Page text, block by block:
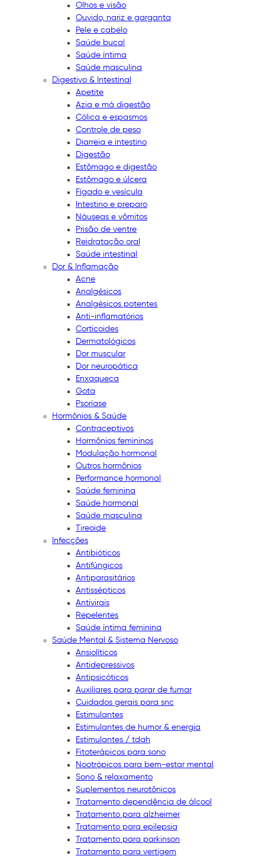
Olhos e visão
Ouvido, nariz e garganta
Pele e cabelo
Saúde bucal
Saúde íntima
Saúde masculina
Digestivo & Intestinal
Apetite
Azia e má digestão
Cólica e espasmos
Controle de peso
Diarreia e intestino
Digestão
Estômago e digestão
Estômago e úlcera
Fígado e vesícula
Intestino e preparo
Náuseas e vômitos
Prisão de ventre
Reidratação oral
Saúde intestinal
Dor & Inflamação
Acne
Analgésicos
Analgésicos potentes
Anti-inflamatórios
Corticoides
Dermatológicos
Dor muscular
Dor neuropática
Enxaqueca
Gota
Psoríase
Hormônios & Saúde
Contraceptivos
Hormônios femininos
Modulação hormonal
Outros hormônios
Performance hormonal
Saúde feminina
Saúde hormonal
Saúde masculina
Tireoide
Infecções
Antibióticos
Antifúngicos
Antiparasitários
Antissépticos
Antivirais
Repelentes
Saúde íntima feminina
Saúde Mental & Sistema Nervoso
Ansiolíticos
Antidepressivos
Antipsicóticos
Auxiliares para parar de fumar
Cuidados gerais para snc
Estimulantes
Estimulantes de humor & energia
Estimulantes / tdah
Fitoterápicos para sono
Nootrópicos para bem-estar mental
Sono & relaxamento
Suplementos neurotônicos
Tratamento dependência de álcool
Tratamento para alzheimer
Tratamento para epilepsia
Tratamento para parkinson
Tratamento para vertigem